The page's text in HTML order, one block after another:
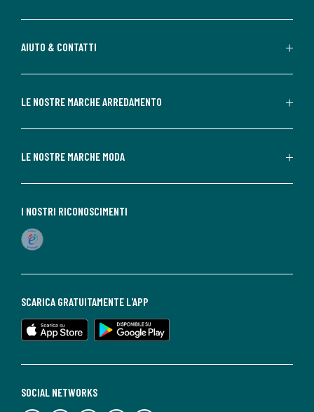
AIUTO & CONTATTI
LE NOSTRE MARCHE ARREDAMENTO
LE NOSTRE MARCHE MODA
SOCIAL NETWORKS
SCARICA GRATUITAMENTE L'APP
I NOSTRI RICONOSCIMENTI